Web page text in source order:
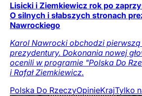
Lisicki i Ziemkiewicz rok po
O silnych i słabszych stronach
Nawrockiego
Karol Nawrocki obchodzi
prezydentury. Dokonania nowej
ocenili w programie "Polska Do
i Rafał Ziemkiewicz.
Polska Do RzeczyOpinieKrajTylko